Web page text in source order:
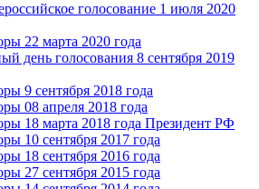
голосование 1 июля 2020
22 марта 2020 года
день голосования 8 сентября 2019
9 сентября 2018 года
08 апреля 2018 года
18 марта 2018 года Президент РФ
10 сентября 2017 года
18 сентября 2016 года
27 сентября 2015 года